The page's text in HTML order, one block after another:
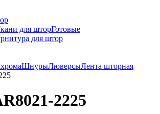
для шторГотовые
для штор
ШнурыЛюверсыЛента шторная
2225